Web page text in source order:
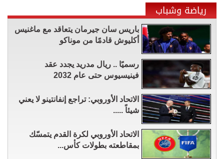
رياضة وشباب
باريس سان جيرمان يتعاقد مع ماغنيس
أكليوش قادمًا من موناكو
رسميًا .. ريال مدريد يجدد عقد
فينيسيوس حتى عام 2032
الاتحاد الأوروبي: تراجع إنفانتينو لا يعني
شيئاً .....
الاتحاد الأوروبي لكرة القدم يتمسّك
بمقاطعته بطولات كأس...